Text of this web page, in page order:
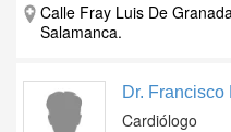
Calle Fray Luis De
Salamanca.
Dr.
Cardiólogo